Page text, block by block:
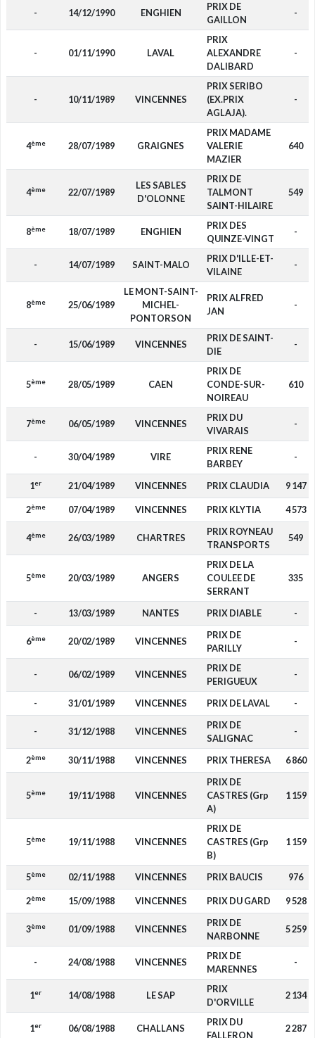
- 14/12/1990 ENGHIEN
PRIX DE
GAILLON
-
- 01/11/1990 LAVAL
PRIX
ALEXANDRE
DALIBARD
-
- 10/11/1989 VINCENNES
PRIX SERIBO
(EX.PRIX
AGLAJA).
-
4ème 28/07/1989 GRAIGNES
PRIX MADAME
VALERIE
MAZIER
640
4ème 22/07/1989
LES SABLES
D'OLONNE
PRIX DE
TALMONT
SAINT-HILAIRE
549
8ème 18/07/1989 ENGHIEN
PRIX DES
QUINZE-VINGT
-
- 14/07/1989 SAINT-MALO
PRIX D'ILLE-ET-
VILAINE
-
8ème 25/06/1989
LE MONT-SAINT-
MICHEL-
PONTORSON
PRIX ALFRED
JAN
-
- 15/06/1989 VINCENNES
PRIX DE SAINT-
DIE
-
5ème 28/05/1989 CAEN
PRIX DE
CONDE-SUR-
NOIREAU
610
7ème 06/05/1989 VINCENNES
PRIX DU
VIVARAIS
-
- 30/04/1989 VIRE
PRIX RENE
BARBEY
-
1er 21/04/1989 VINCENNES PRIX CLAUDIA 9 147
2ème 07/04/1989 VINCENNES PRIX KLYTIA 4 573
4ème 26/03/1989 CHARTRES
PRIX ROYNEAU
TRANSPORTS
549
5ème 20/03/1989 ANGERS
PRIX DE LA
COULEE DE
SERRANT
335
- 13/03/1989 NANTES PRIX DIABLE -
6ème 20/02/1989 VINCENNES
PRIX DE
PARILLY
-
- 06/02/1989 VINCENNES
PRIX DE
PERIGUEUX
-
- 31/01/1989 VINCENNES PRIX DE LAVAL -
- 31/12/1988 VINCENNES
PRIX DE
SALIGNAC
-
2ème 30/11/1988 VINCENNES PRIX THERESA 6 860
5ème 19/11/1988 VINCENNES
PRIX DE
CASTRES (Grp
A)
1 159
5ème 19/11/1988 VINCENNES
PRIX DE
CASTRES (Grp
B)
1 159
5ème 02/11/1988 VINCENNES PRIX BAUCIS 976
2ème 15/09/1988 VINCENNES PRIX DU GARD 9 528
3ème 01/09/1988 VINCENNES
PRIX DE
NARBONNE
5 259
- 24/08/1988 VINCENNES
PRIX DE
MARENNES
-
1er 14/08/1988 LE SAP
PRIX
D'ORVILLE
2 134
1er 06/08/1988 CHALLANS
PRIX DU
FALLERON
2 287